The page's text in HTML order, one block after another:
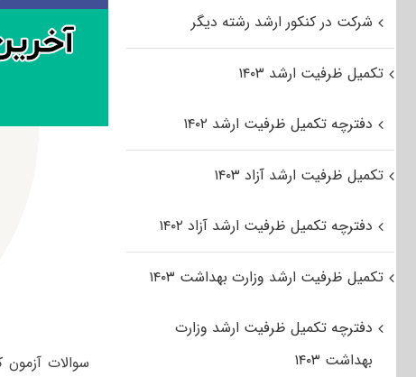
شرکت در کنکور ارشد رشته دیگر
تکمیل ظرفیت ارشد ۱۴۰۳
دفترچه تکمیل ظرفیت ارشد ۱۴۰۲
تکمیل ظرفیت ارشد آزاد ۱۴۰۳
دفترچه تکمیل ظرفیت ارشد آزاد ۱۴۰۲
تکمیل ظرفیت ارشد وزارت بهداشت ۱۴۰۳
دفترچه تکمیل ظرفیت ارشد وزارت
بهداشت ۱۴۰۳